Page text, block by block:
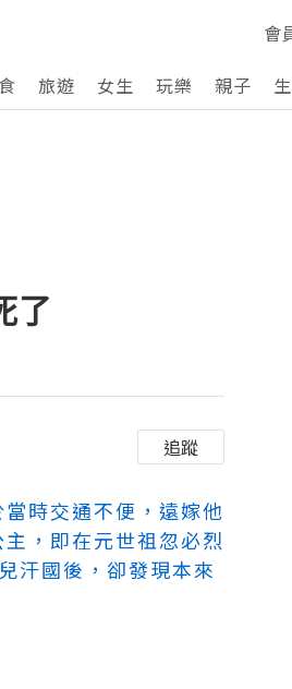
會
旅遊 女生 玩樂 親子
了
追蹤
時交通不便，遠嫁他
，即在元世祖忽必烈
汗國後，卻發現本來